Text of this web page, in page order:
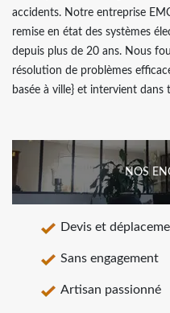
accidents. Notre entreprise
remise en état des systèmes
depuis plus de 20 ans. Nous
résolution de problèmes
basée à ville} et intervient dans
NOS
Devis et
Sans engagement
Artisan passionné